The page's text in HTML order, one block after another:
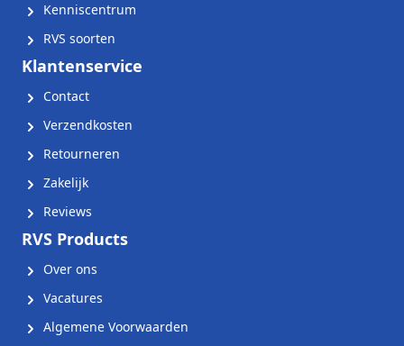
Kenniscentrum
RVS soorten
Klantenservice
Contact
Verzendkosten
Retourneren
Zakelijk
Reviews
RVS Products
Over ons
Vacatures
Algemene Voorwaarden